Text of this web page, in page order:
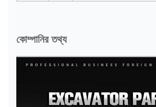
কোম্পানির তথ্য